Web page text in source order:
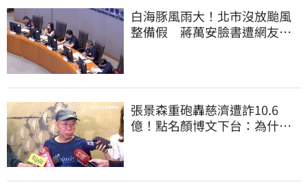
白海豚風雨大！北市沒放颱風
整備假 蔣萬安臉書遭網友灌
張景森重砲轟慈濟遭詐10.6
億！點名顏博文下台：為什麼